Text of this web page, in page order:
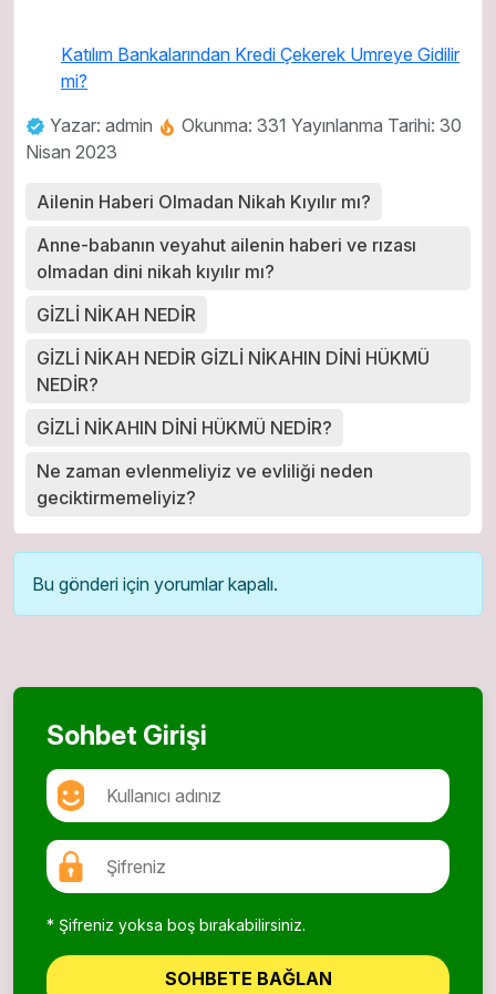
Katılım Bankalarından Kredi Çekerek Umreye Gidilir
mi?
Yazar: admin
Okunma: 331 Yayınlanma Tarihi: 30
Nisan 2023
Ailenin Haberi Olmadan Nikah Kıyılır mı?
Anne-babanın veyahut ailenin haberi ve rızası
olmadan dini nikah kıyılır mı?
GİZLİ NİKAH NEDİR
GİZLİ NİKAH NEDİR GİZLİ NİKAHIN DİNİ HÜKMÜ
NEDİR?
GİZLİ NİKAHIN DİNİ HÜKMÜ NEDİR?
Ne zaman evlenmeliyiz ve evliliği neden
geciktirmemeliyiz?
Bu gönderi için yorumlar kapalı.
Sohbet Girişi
* Şifreniz yoksa boş bırakabilirsiniz.
SOHBETE BAĞLAN